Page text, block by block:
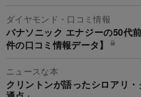
ダイヤモンド・口コミ情報
パナソニック エナジーの50代
件の口コミ情報データ】
ニュースな本
クリントンが語ったシロアリ